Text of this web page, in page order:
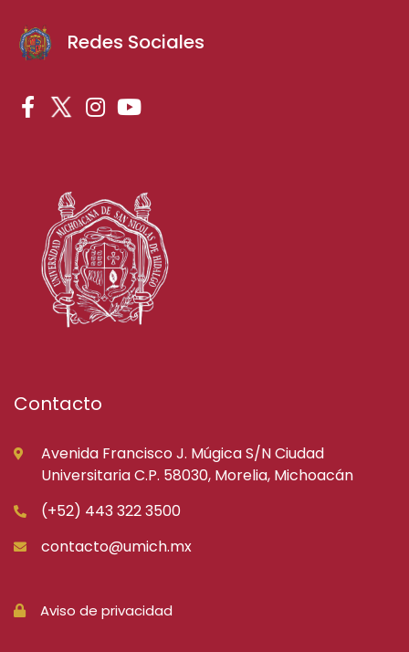
Redes Sociales
Contacto
Avenida Francisco J. Múgica S/N Ciudad
Universitaria C.P. 58030, Morelia, Michoacán
(+52) 443 322 3500
contacto@umich.mx
Aviso de privacidad